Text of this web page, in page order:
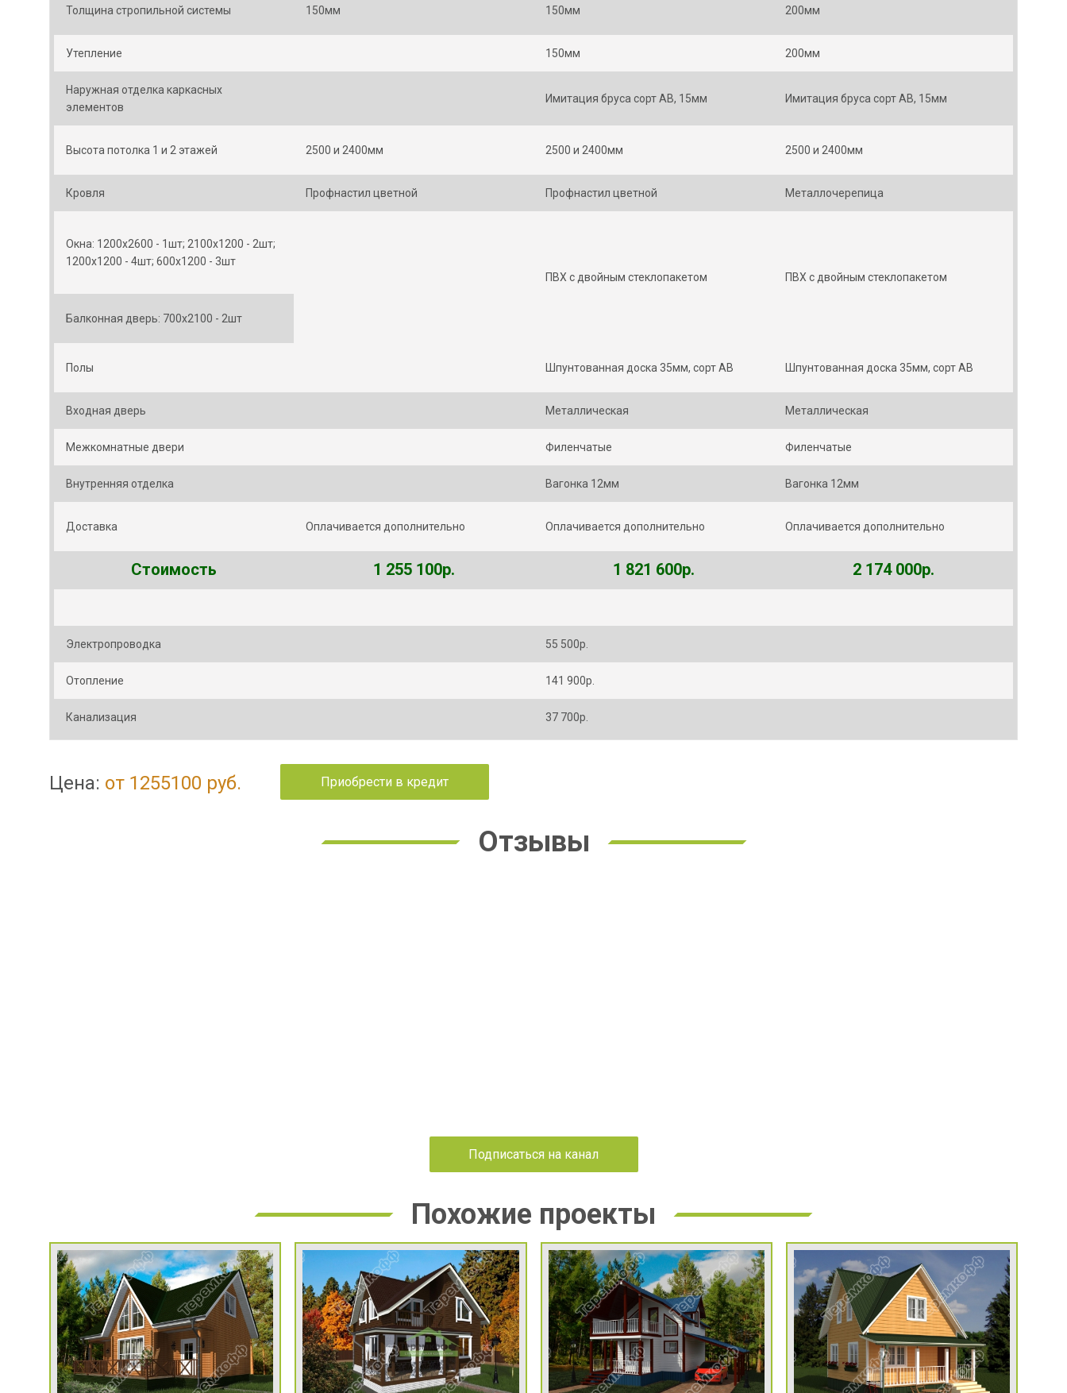
Толщина стропильной системы 150мм 150мм 200мм
Утепление 150мм 200мм
Наружная отделка каркасных
элементов
Имитация бруса сорт АВ, 15мм Имитация бруса сорт АВ, 15мм
Высота потолка 1 и 2 этажей 2500 и 2400мм 2500 и 2400мм 2500 и 2400мм
Кровля Профнастил цветной Профнастил цветной Металлочерепица
Окна: 1200х2600 - 1шт; 2100х1200 - 2шт;
1200х1200 - 4шт; 600х1200 - 3шт
ПВХ с двойным стеклопакетом
ПВХ с двойным стеклопакетом
Балконная дверь: 700х2100 - 2шт
Полы Шпунтованная доска 35мм, сорт АВ Шпунтованная доска 35мм, сорт АВ
Входная дверь Металлическая Металлическая
Межкомнатные двери Филенчатые Филенчатые
Внутренняя отделка Вагонка 12мм Вагонка 12мм
Доставка Оплачивается дополнительно Оплачивается дополнительно Оплачивается дополнительно
Стоимость 1 255 100р. 1 821 600р. 2 174 000р.
Электропроводка 55 500р.
Отопление 141 900р.
Канализация 37 700р.
Цена: от 1255100 руб. Приобрести в кредит
Отзывы
Подписаться на канал
Похожие проекты